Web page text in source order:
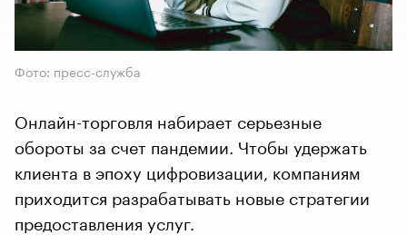
Фото: пресс-служба
Онлайн-торговля набирает серьезные
обороты за счет пандемии. Чтобы удержать
клиента в эпоху цифровизации, компаниям
приходится разрабатывать новые стратегии
предоставления услуг.